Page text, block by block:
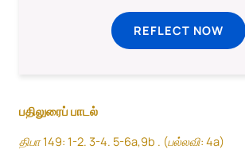
REFLECT NOW
பதிலுரைப் பாடல்
திபா 149: 1-2. 3-4. 5-6a,9b . (பல்லவி: 4a)